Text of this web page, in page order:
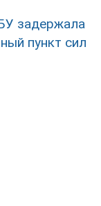
задержала
пункт сил